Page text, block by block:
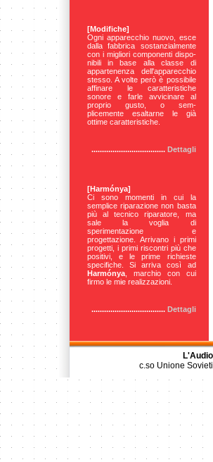
[Modifiche]
Ogni apparecchio nuovo, esce
dalla fabbrica sostanzialmente
con i migliori componenti dispo-
nibili in base alla classe di
appartenenza dell'apparecchio
stesso. A volte però è possibile
affinare le caratteristiche
sonore e farle avvicinare al
proprio gusto, o sem-
plicemente esaltarne le già
ottime caratteristiche.
................................... Dettagli
[Harmónya]
Ci sono momenti in cui la
semplice riparazione non basta
più al tecnico riparatore, ma
sale la voglia di
sperimentazione e
progettazione. Arrivano i primi
progetti, i primi riscontri più che
positivi, e le prime richieste
specifiche. Si arriva così ad
Harmónya, marchio con cui
firmo le mie realizzazioni.
................................... Dettagli
c.so Unione